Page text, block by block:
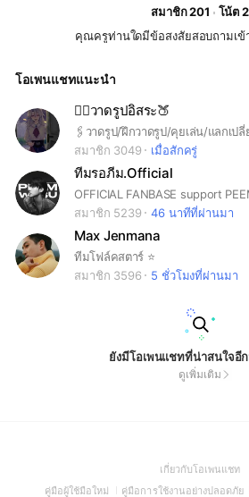
สมาชิก 201
โน้ต 2
คุณครูท่านใดมีข้อสงสัยสอบถามเข้
โอเพนแชทแนะนำ
👉🏻วาดรูปอิสระ🍑
สมาชิก 3049
เมื่อสักครู่
ทีมรอภีม.Official
OFFICIAL FANBASE support
สมาชิก 5239
46 นาทีที่ผ่านมา
Max Jenmana
ทีมโฟล์คสตาร์ ⭐️
สมาชิก 3596
5 ชั่วโมงที่ผ่านมา
ยังมีโอเพนแชทที่น่าสนใจอี
ดูเพิ่มเติม
เกี่ยวกับโอเพนแชท
in
คู่มือผู้ใช้มือใหม่ (Open
คู่มือการใช้งานอย่างปลอดภัย